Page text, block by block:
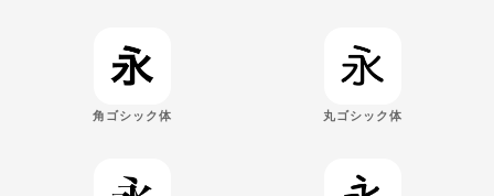
角ゴシック体 丸ゴシック体